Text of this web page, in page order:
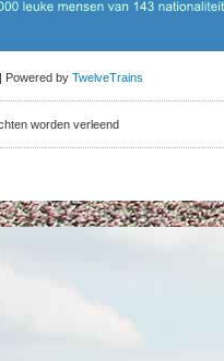
Powered by TwelveTrains
worden verleend